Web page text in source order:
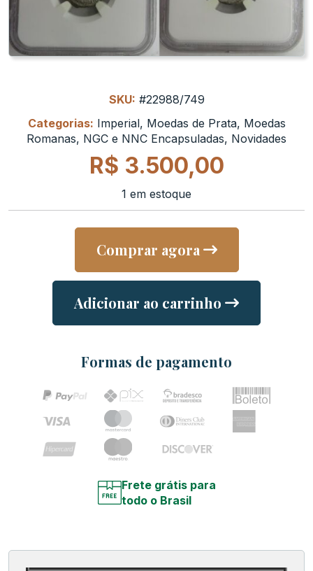
SKU: #22988/749
Categorias: Imperial, Moedas de Prata, Moedas
Romanas, NGC e NNC Encapsuladas, Novidades
R$ 3.500,00
1 em estoque
Comprar agora
Adicionar ao carrinho
Formas de pagamento
Frete grátis para
todo o Brasil